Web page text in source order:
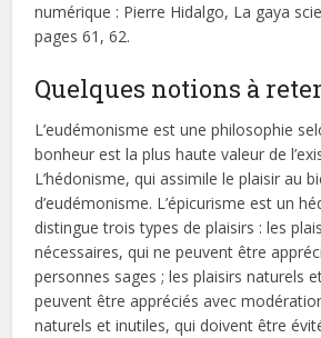
numérique : Pierre Hidalgo, La gaya
pages 61, 62.
Quelques notions à
L’eudémonisme est une philosophie
bonheur est la plus haute valeur de
L’hédonisme, qui assimile le plaisir au
d’eudémonisme. L’épicurisme est un
distingue trois types de plaisirs : les
nécessaires, qui ne peuvent être
personnes sages ; les plaisirs naturels
peuvent être appréciés avec
naturels et inutiles, qui doivent être